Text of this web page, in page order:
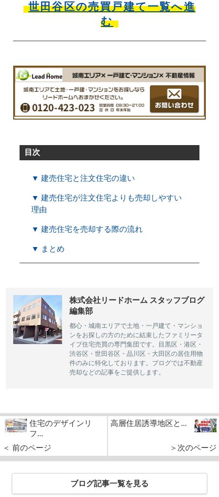
世田谷区の売買戸建て一覧へ進
む
目次
▼ 建売住宅と注文住宅の違い
▼ 建売住宅が注文住宅よりも売却しやすい
理由
▼ 建売住宅を売却する際の流れ
▼ まとめ
株式会社リードホーム スタッフブログ
編集部
都心・城南エリアで土地・一戸建て・マンショ
ンをお探しの方のために結束したファミリータ
イプ住宅売買の専門集団です。目黒区・港区・
渋谷区・世田谷区・品川区・大田区の居住用物
件のみに特化しております。ブログでは不動産
売却などの記事をご提供します。
住宅のデザインリ
フ...
＜ 前のページ
高層住居誘導地区と...
＞次のページ
ブログ記事一覧を見る